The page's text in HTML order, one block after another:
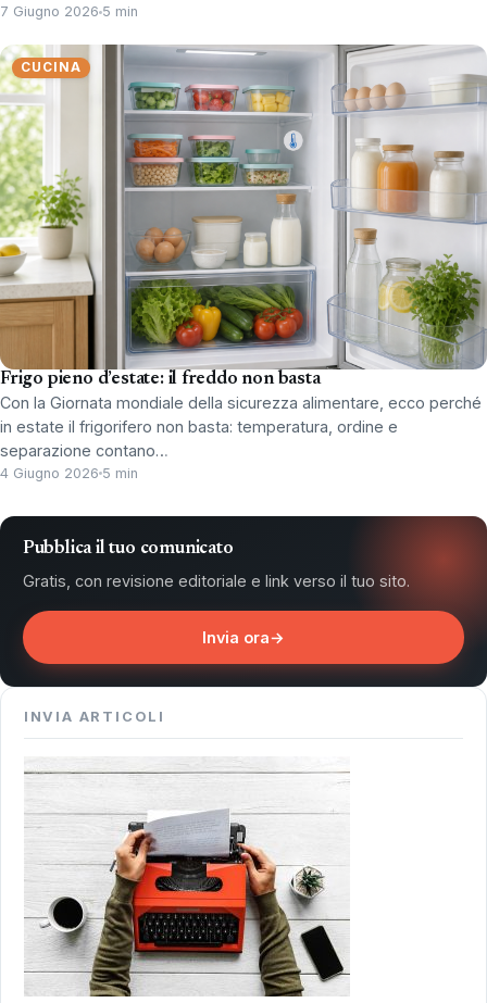
7 Giugno 2026 5 min
CUCINA
Frigo pieno d’estate: il freddo non basta
Con la Giornata mondiale della sicurezza alimentare, ecco perché
in estate il frigorifero non basta: temperatura, ordine e
separazione contano…
4 Giugno 2026 5 min
Pubblica il tuo comunicato
Gratis, con revisione editoriale e link verso il tuo sito.
Invia ora→
INVIA ARTICOLI